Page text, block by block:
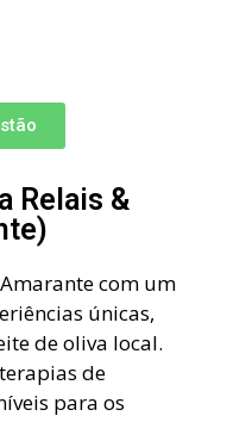
Relais &
com um
únicas,
de oliva local.
de
para os